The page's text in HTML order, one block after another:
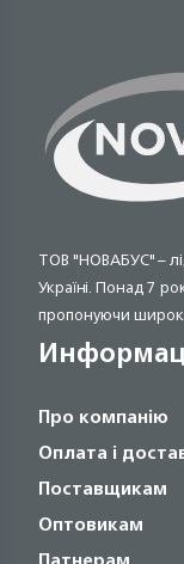
ТОВ "НОВАБУС" –
Україні. Понад 7
пропонуючи
Про компанію
Оплата і
Поставщикам
Оптовикам